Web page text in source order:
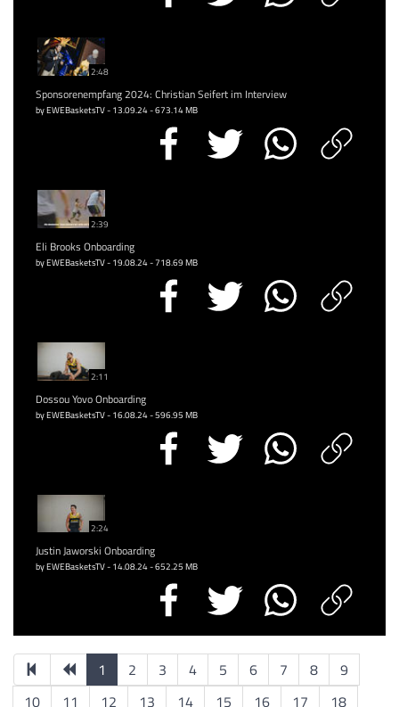
2:48
Sponsorenempfang 2024: Christian Seifert im Interview
by EWEBasketsTV - 13.09.24 - 673.14 MB
2:39
Eli Brooks Onboarding
by EWEBasketsTV - 19.08.24 - 718.69 MB
2:11
Dossou Yovo Onboarding
by EWEBasketsTV - 16.08.24 - 596.95 MB
2:24
Justin Jaworski Onboarding
by EWEBasketsTV - 14.08.24 - 652.25 MB
1 2 3 4 5 6 7 8
9
10
11 12 13 14 15 16 17 18